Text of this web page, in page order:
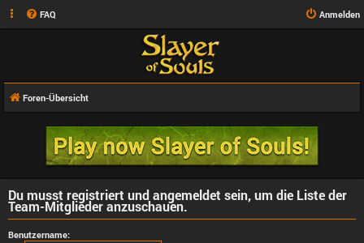
FAQ Anmelden
Foren-Übersicht
Du musst registriert und angemeldet sein, um die Liste der
Team-Mitglieder anzuschauen.
Benutzername: